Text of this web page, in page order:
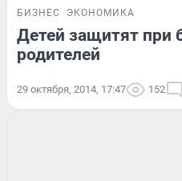
БИЗНЕС ЭКОНОМИКА
Детей защитят при
родителей
29 октября, 2014, 17:47 152